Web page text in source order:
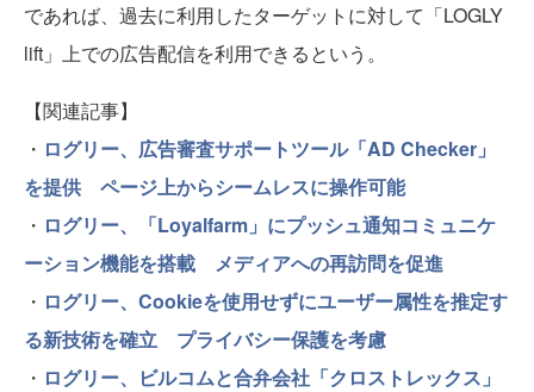
であれば、過去に利用したターゲットに対して「LOGLY
lift」上での広告配信を利用できるという。
【関連記事】
・ ログリー、広告審査サポートツール「AD Checker」
を提供 ページ上からシームレスに操作可能
・ ログリー、「Loyalfarm」にプッシュ通知コミュニケ
ーション機能を搭載 メディアへの再訪問を促進
・ ログリー、Cookieを使用せずにユーザー属性を推定す
る新技術を確立 プライバシー保護を考慮
・ ログリー、ビルコムと合弁会社「クロストレックス」